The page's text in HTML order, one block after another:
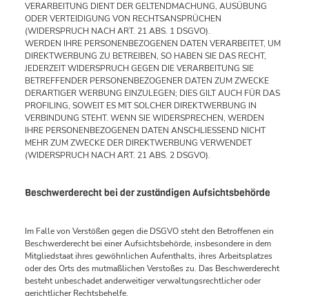
VERARBEITUNG DIENT DER GELTENDMACHUNG, AUSÜBUNG
ODER VERTEIDIGUNG VON RECHTSANSPRÜCHEN
(WIDERSPRUCH NACH ART. 21 ABS. 1 DSGVO).
WERDEN IHRE PERSONENBEZOGENEN DATEN VERARBEITET, UM
DIREKTWERBUNG ZU BETREIBEN, SO HABEN SIE DAS RECHT,
JEDERZEIT WIDERSPRUCH GEGEN DIE VERARBEITUNG SIE
BETREFFENDER PERSONENBEZOGENER DATEN ZUM ZWECKE
DERARTIGER WERBUNG EINZULEGEN; DIES GILT AUCH FÜR DAS
PROFILING, SOWEIT ES MIT SOLCHER DIREKTWERBUNG IN
VERBINDUNG STEHT. WENN SIE WIDERSPRECHEN, WERDEN
IHRE PERSONENBEZOGENEN DATEN ANSCHLIESSEND NICHT
MEHR ZUM ZWECKE DER DIREKTWERBUNG VERWENDET
(WIDERSPRUCH NACH ART. 21 ABS. 2 DSGVO).
Beschwerderecht bei der zuständigen Aufsichtsbehörde
Im Falle von Verstößen gegen die DSGVO steht den Betroffenen ein
Beschwerderecht bei einer Aufsichtsbehörde, insbesondere in dem
Mitgliedstaat ihres gewöhnlichen Aufenthalts, ihres Arbeitsplatzes
oder des Orts des mutmaßlichen Verstoßes zu. Das Beschwerderecht
besteht unbeschadet anderweitiger verwaltungsrechtlicher oder
gerichtlicher Rechtsbehelfe.